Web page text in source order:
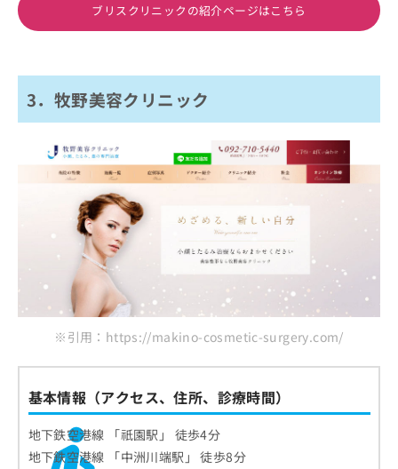
ブリスクリニックの紹介ページはこちら
3．牧野美容クリニック
※引用：https://makino-cosmetic-surgery.com/
基本情報（アクセス、住所、診療時間）
地下鉄空港線 「祇園駅」 徒歩4分
地下鉄空港線 「中洲川端駅」 徒歩8分